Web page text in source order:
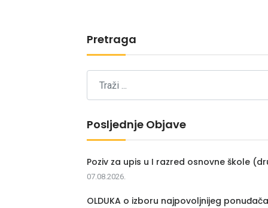
Pretraga
Posljednje Objave
Poziv za upis u I razred osnovne škole
07.08.2026.
OLDUKA o izboru najpovoljnijeg